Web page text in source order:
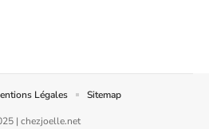
| chezjoelle.net
Légales Sitemap